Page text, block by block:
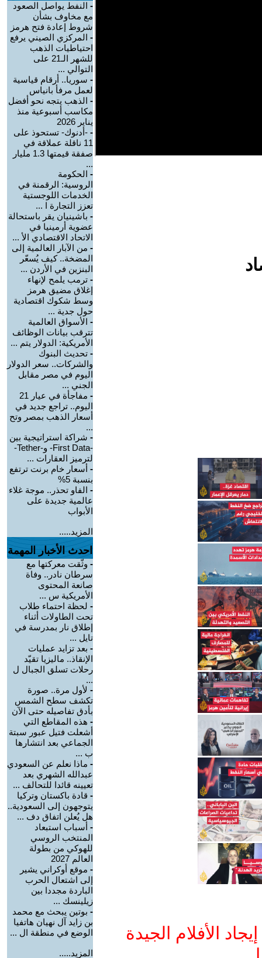
الأفلام الجيدة
- النفط يواصل الصعود
مع مخاوف بشأن
شروط إعادة فتح هرمز
- المركزي الصيني يرفع
احتياطيات الذهب
للشهر الـ21 على
التوالي ...
- سوريا.. أرقام قياسية
لعمل مرفأ بانياس
- الذهب يتجه نحو أفضل
مكاسب أسبوعية منذ
يناير 2026
- -أدنوك- تستحوذ على
11 ناقلة عملاقة في
صفقة قيمتها 1.3 مليار
...
- الحكومة
الروسية: الرقمنة في
الخدمات اللوجستية
تعزز التجارة ا ...
- باشينيان يقر باستحالة
عضوية أرمينيا في
الاتحاد الاقتصادي الأ ...
- من الآبار العالمية إلى
المضخة.. كيف يُسعّر
البنزين في الأردن ...
- ترمب يلمح لإنهاء
إغلاق مضيق هرمز
وسط شكوك اقتصادية
حول جدية ...
- الأسواق العالمية
تترقب بيانات الوظائف
الأمريكية: الدولار يتم ...
- تحديث البنوك
والشركات.. سعر الدولار
اليوم في مصر مقابل
الجني ...
-
مفاجأة في عيار 21
اليوم.. تراجع جديد في
أسعار الذهب بمصر وتح
...
- شراكة استراتيجية بين
-First Data- و-Tether-
لترميز العقارات ...
- أسعار خام برنت ترتفع
بنسبة 5%
- الفاو تحذر.. موجة غلاء
عالمية جديدة على
الأبواب
المزيد.....
احدث الأخبار المهمة
- وثّقت معركتها مع
سرطان نادر.. وفاة
صانعة المحتوى
الأمريكية س ...
- لحظة احتماء طلاب
تحت الطاولات أثناء
إطلاق نار بمدرسة في
تايل ...
- بعد تزايد عمليات
الإنقاذ.. ماليزيا تقيّد
رحلات تسلق الجبال ل
...
- لأول مرة.. صورة
تكشف سطح الشمس
بأدق تفاصيله حتى الآن
- هذه المقاطع التي
أشعلت فتيل عبور سبتة
الجماعي بعد انتشارها
ب ...
- ماذا نعلم عن السعودي
عبدالله الشهري بعد
تعيينه قائدا للتحالف ...
- قادة باكستان وتركيا
يتوجهون إلى السعودية..
هل يُعلن اتفاق دف ...
- أسباب استبعاد
المنتخب الروسي
للهوكي من بطولة
العالم 2027
- موقع أوكراني يشير
إلى اشتعال الحرب
الباردة مجددا بين
زيلينسك ...
- بوتين يبحث مع محمد
بن زايد آل نهيان هاتفيا
الوضع في منطقة ال ...
المزيد.....